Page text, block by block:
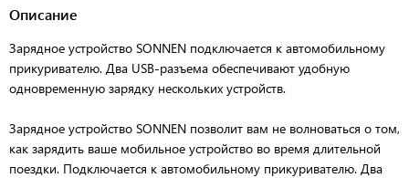
Описание
Зарядное устройство SONNEN подключается к автомобильному
прикуривателю. Два USB-разъема обеспечивают удобную
одновременную зарядку нескольких устройств.
Зарядное устройство SONNEN позволит вам не волноваться о том,
как зарядить ваше мобильное устройство во время длительной
поездки. Подключается к автомобильному прикуривателю. Два